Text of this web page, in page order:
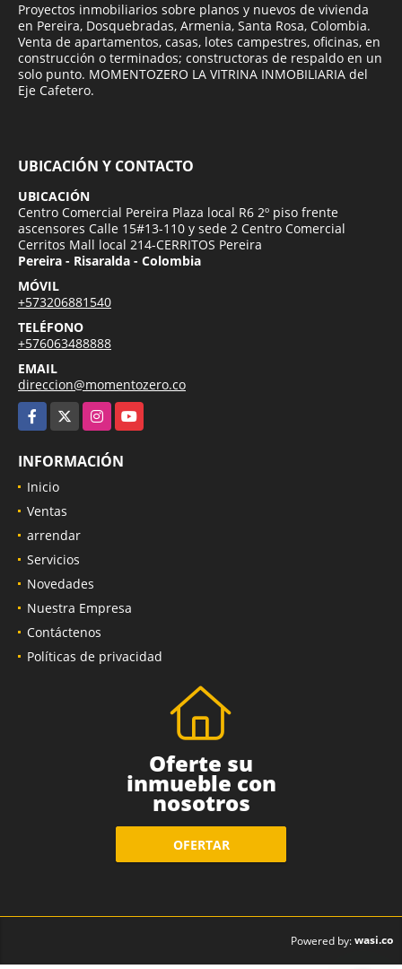
Proyectos inmobiliarios sobre planos y nuevos de vivienda
en Pereira, Dosquebradas, Armenia, Santa Rosa, Colombia.
Venta de apartamentos, casas, lotes campestres, oficinas, en
construcción o terminados; constructoras de respaldo en un
solo punto. MOMENTOZERO LA VITRINA INMOBILIARIA del
Eje Cafetero.
UBICACIÓN Y CONTACTO
UBICACIÓN
Centro Comercial Pereira Plaza local R6 2º piso frente
ascensores Calle 15#13-110 y sede 2 Centro Comercial
Cerritos Mall local 214-CERRITOS Pereira
Pereira - Risaralda - Colombia
MÓVIL
+573206881540
TELÉFONO
+576063488888
EMAIL
direccion@momentozero.co
Facebook
InstagramYouTube
INFORMACIÓN
Inicio
Ventas
arrendar
Servicios
Novedades
Nuestra Empresa
Contáctenos
Políticas de privacidad
Oferte su
inmueble con
nosotros
OFERTAR
Powered by:wasi.co